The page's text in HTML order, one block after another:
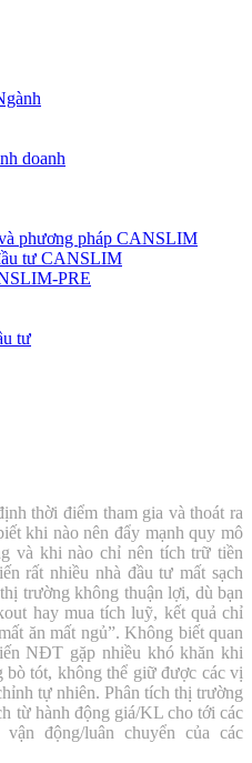
doanh
phương pháp CANSLIM
tư CANSLIM
PRE
tư
thời điểm tham gia và thoát ra
khi nào nên đẩy mạnh quy mô
và khi nào chỉ nên tích trữ tiền
rất nhiều nhà đầu tư mất sạch
trường không thuận lợi, dù bạn
hay mua tích luỹ, kết quả chỉ
ăn mất ngủ”. Không biết quan
NĐT gặp nhiều khó khăn khi
tót, không thể giữ được các vị
tự nhiên. Phân tích thị trường
từ hành động giá/KL cho tới các
động/luân chuyển của các